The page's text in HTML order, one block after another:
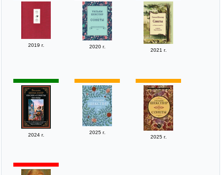
2019 г. 2020 г.
2021 г.
2024 г.
2025 г.
2025 г.